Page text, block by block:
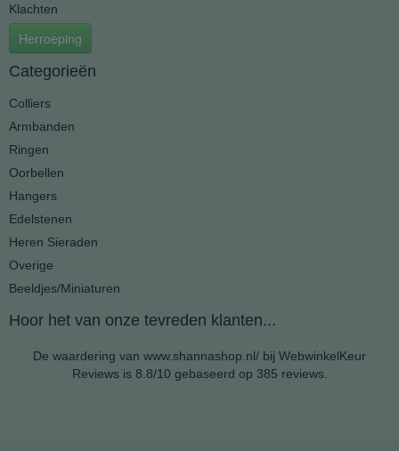
Klachten
Herroeping
Categorieën
Colliers
Armbanden
Ringen
Oorbellen
Hangers
Edelstenen
Heren Sieraden
Overige
Beeldjes/Miniaturen
Hoor het van onze tevreden klanten...
De waardering van www.shannashop.nl/ bij WebwinkelKeur
Reviewsis 8.8/10 gebaseerd op 385 reviews.